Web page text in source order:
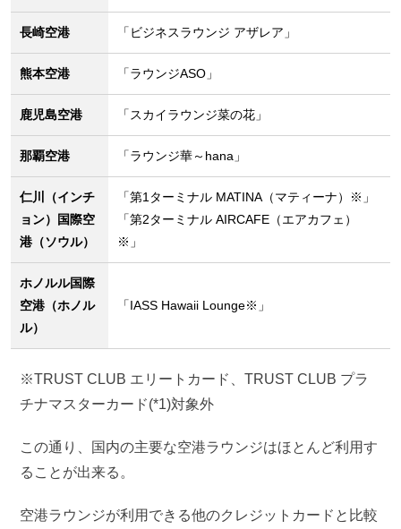
長崎空港 「ビジネスラウンジ アザレア」
熊本空港 「ラウンジASO」
鹿児島空港 「スカイラウンジ菜の花」
那覇空港 「ラウンジ華～hana」
仁川（インチ
ョン）国際空
港（ソウル）
「第1ターミナル MATINA（マティーナ）※」
「第2ターミナル AIRCAFE（エアカフェ）
※」
ホノルル国際
空港（ホノル
ル）
「IASS Hawaii Lounge※」
※TRUST CLUB エリートカード、TRUST CLUB プラ
チナマスターカード(*1)対象外
この通り、国内の主要な空港ラウンジはほとんど利用す
ることが出来る。
空港ラウンジが利用できる他のクレジットカードと比較